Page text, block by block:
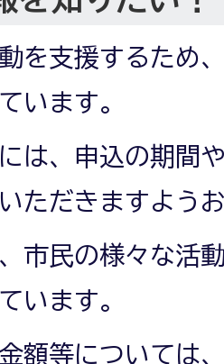
を支援するため
います。
は、申込の期間
ただきますよう
市民の様々な活
います。
額等については